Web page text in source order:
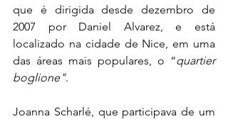
que é dirigida desde dezembro de
2007 por Daniel Alvarez, e está
localizado na cidade de Nice, em uma
das áreas mais populares, o “quartier
boglione".
Joanna Scharlé, que participava de um